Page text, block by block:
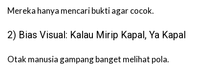
Mereka hanya mencari bukti agar cocok.
2) Bias Visual: Kalau Mirip Kapal, Ya Kapal
Otak manusia gampang banget melihat pola.